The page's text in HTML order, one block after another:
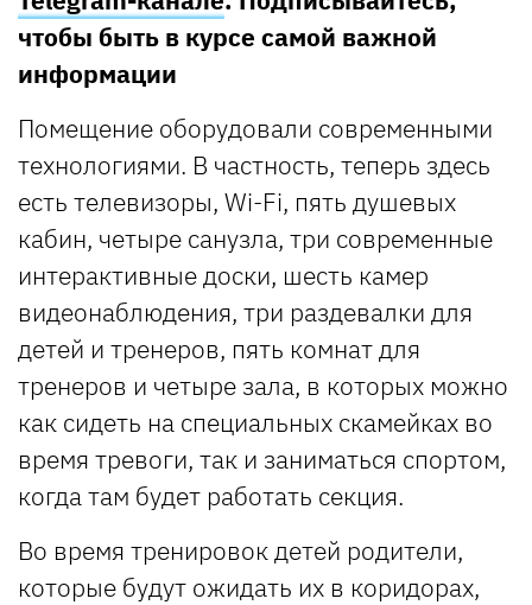
чтобы быть в курсе самой важной
информации
Помещение оборудовали современными
технологиями. В частность, теперь здесь
есть телевизоры, Wi-Fi, пять душевых
кабин, четыре санузла, три современные
интерактивные доски, шесть камер
видеонаблюдения, три раздевалки для
детей и тренеров, пять комнат для
тренеров и четыре зала, в которых можно
как сидеть на специальных скамейках во
время тревоги, так и заниматься спортом,
когда там будет работать секция.
Во время тренировок детей родители,
которые будут ожидать их в коридорах,